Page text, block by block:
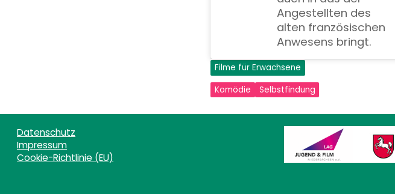
Angestellten des
alten französischen
Anwesens bringt.
Filme für Erwachsene
Komödie
Selbstfindung
Datenschutz
Impressum
Cookie-Richtlinie (EU)